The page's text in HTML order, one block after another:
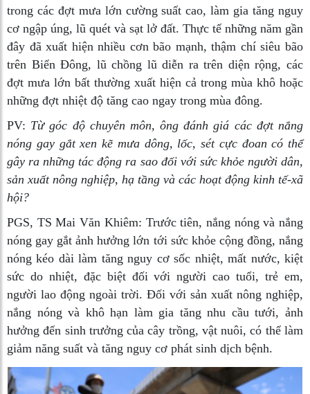
trong các đợt mưa lớn cường suất cao, làm gia tăng nguy
cơ ngập úng, lũ quét và sạt lở đất. Thực tế những năm gần
đây đã xuất hiện nhiều cơn bão mạnh, thậm chí siêu bão
trên Biển Đông, lũ chồng lũ diễn ra trên diện rộng, các
đợt mưa lớn bất thường xuất hiện cả trong mùa khô hoặc
những đợt nhiệt độ tăng cao ngay trong mùa đông.
PV: Từ góc độ chuyên môn, ông đánh giá các đợt nắng
nóng gay gắt xen kẽ mưa dông, lốc, sét cực đoan có thể
gây ra những tác động ra sao đối với sức khỏe người dân,
sản xuất nông nghiệp, hạ tầng và các hoạt động kinh tế-xã
hội?
PGS, TS Mai Văn Khiêm: Trước tiên, nắng nóng và nắng
nóng gay gắt ảnh hưởng lớn tới sức khỏe cộng đồng, nắng
nóng kéo dài làm tăng nguy cơ sốc nhiệt, mất nước, kiệt
sức do nhiệt, đặc biệt đối với người cao tuổi, trẻ em,
người lao động ngoài trời. Đối với sản xuất nông nghiệp,
nắng nóng và khô hạn làm gia tăng nhu cầu tưới, ảnh
hưởng đến sinh trưởng của cây trồng, vật nuôi, có thể làm
giảm năng suất và tăng nguy cơ phát sinh dịch bệnh.